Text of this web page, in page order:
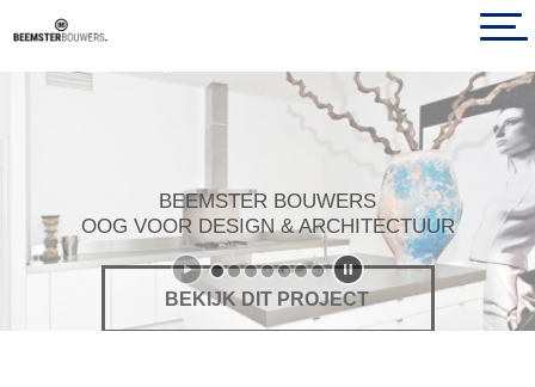
BEEMSTER BOUWERS
OOG VOOR DESIGN & ARCHITECTUUR
BEKIJK DIT PROJECT